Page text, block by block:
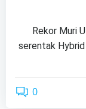
Rekor Muri
serentak
0